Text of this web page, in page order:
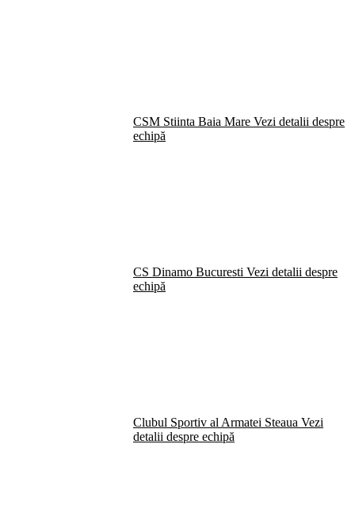
CSM Stiinta Baia Mare Vezi detalii despre
echipă
CS Dinamo Bucuresti Vezi detalii despre
echipă
Clubul Sportiv al Armatei Steaua Vezi
detalii despre echipă